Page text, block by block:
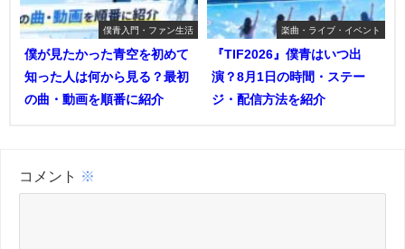
僕青入門・ファン生活
僕が見たかった青空を初めて
知った人は何から見る？最初
の曲・動画を順番に紹介
楽曲・ライブ・イベント
『TIF2026』僕青はいつ出
演？8月1日の時間・ステー
ジ・配信方法を紹介
コメント ※